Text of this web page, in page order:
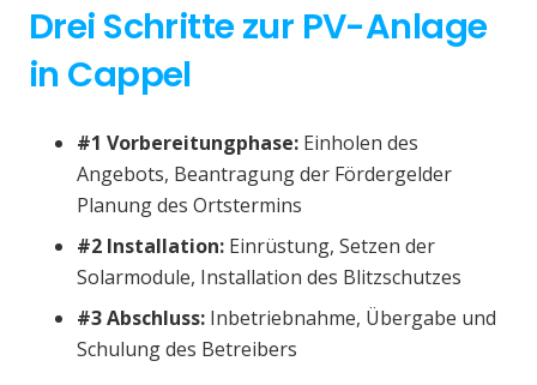
Drei Schritte zur PV-Anlage
in Cappel
#1 Vorbereitungphase: Einholen des
Angebots, Beantragung der Fördergelder
Planung des Ortstermins
#2 Installation: Einrüstung, Setzen der
Solarmodule, Installation des Blitzschutzes
#3 Abschluss: Inbetriebnahme, Übergabe und
Schulung des Betreibers